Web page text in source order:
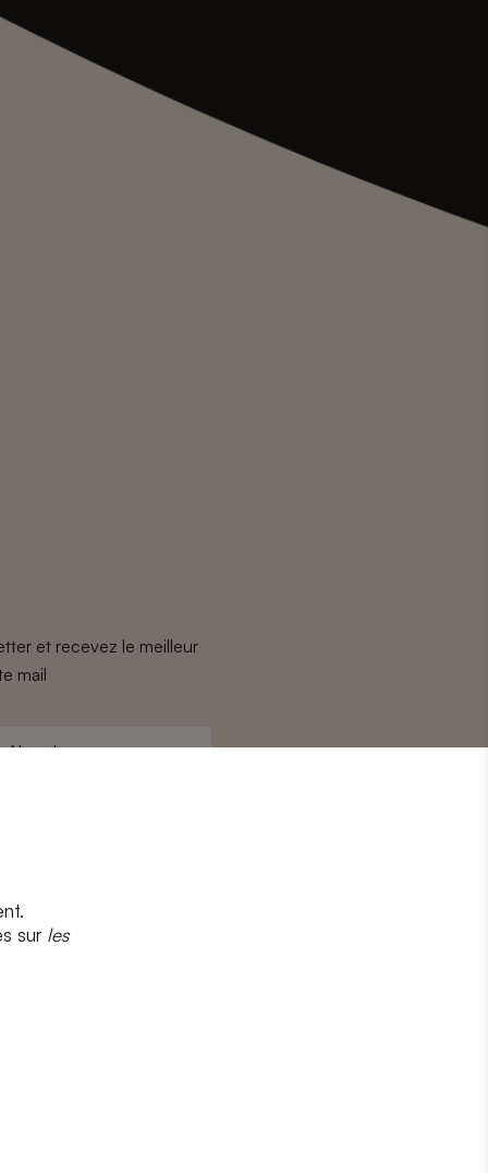
sur les
et recevez le meilleur
mail
etla politique de confidentialité